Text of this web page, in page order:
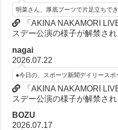
明菜さん、厚底ブーツで片足立ちで
「AKINA NAKAMORI
スデー公演の様子が解禁され
nagai
2026.07.22
●今日の、スポーツ新聞デイリースポ
「AKINA NAKAMORI
スデー公演の様子が解禁され
BOZU
2026.07.17